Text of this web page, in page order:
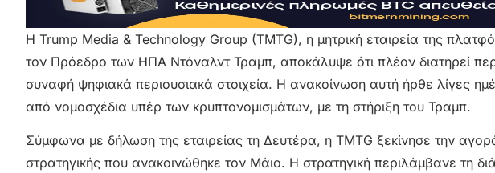
Η Trump Media & Technology Group (TMTG), η μητρική εταιρεία της
τον Πρόεδρο των ΗΠΑ Ντόναλντ Τραμπ, αποκάλυψε ότι πλέον διατηρεί
συναφή ψηφιακά περιουσιακά στοιχεία. Η ανακοίνωση αυτή ήρθε λίγες
από νομοσχέδια υπέρ των κρυπτονομισμάτων, με τη στήριξη του Τραμπ.
Σύμφωνα με δήλωση της εταιρείας τη Δευτέρα, η TMTG ξεκίνησε την
στρατηγικής που ανακοινώθηκε τον Μάιο. Η στρατηγική περιλάμβανε τη